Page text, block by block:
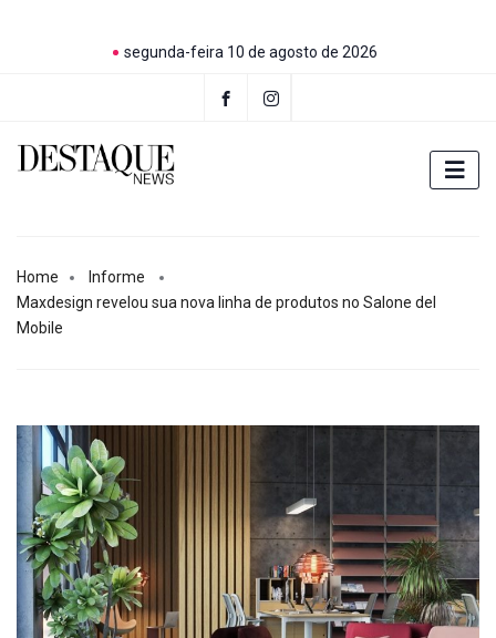
segunda-feira 10 de agosto de 2026
Home
Informe
Maxdesign revelou sua nova linha de produtos no Salone del
Mobile